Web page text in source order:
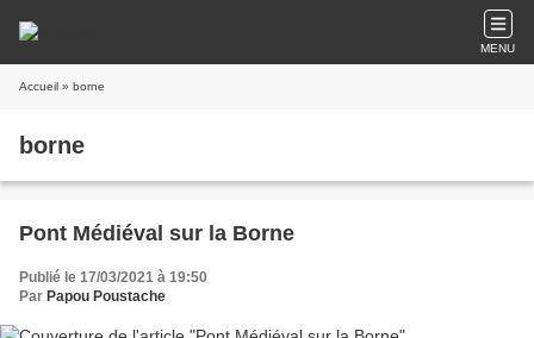
MENU
Accueil » borne
borne
Pont Médiéval sur la Borne
Publié le 17/03/2021 à 19:50
Par Papou Poustache